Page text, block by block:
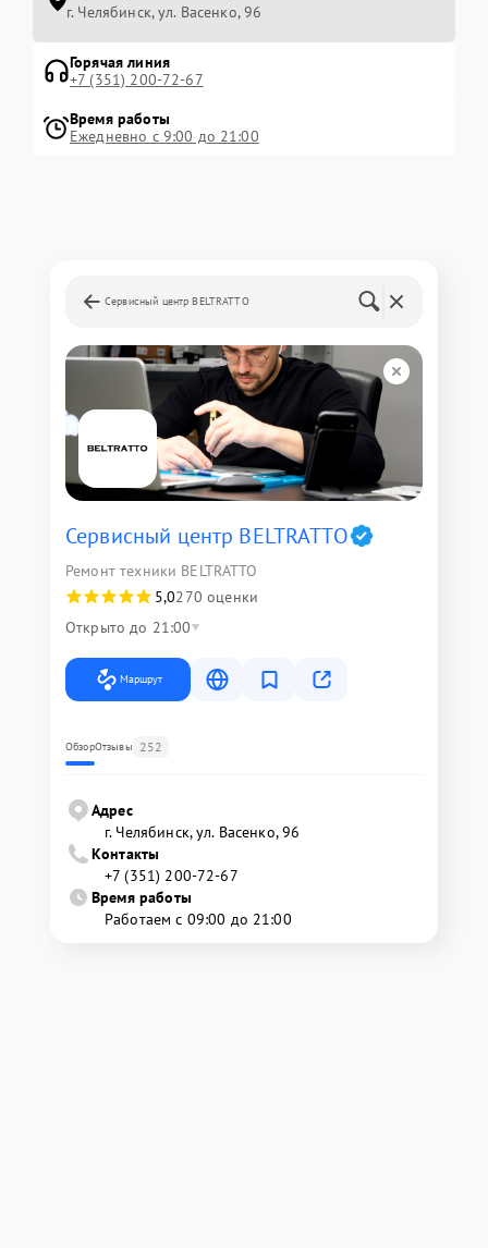
г. Челябинск, ул. Васенко, 96
Горячая линия
+7 (351) 200-72-67
Время работы
Ежедневно с 9:00 до 21:00
Сервисный центр BELTRATTO
Сервисный центр BELTRATTO
Ремонт техники BELTRATTO
5,0270 оценки
Открыто до 21:00
Маршрут
ОбзорОтзывы 252
Адрес
г. Челябинск, ул. Васенко, 96
Контакты
+7 (351) 200-72-67
Время работы
Работаем с 09:00 до 21:00